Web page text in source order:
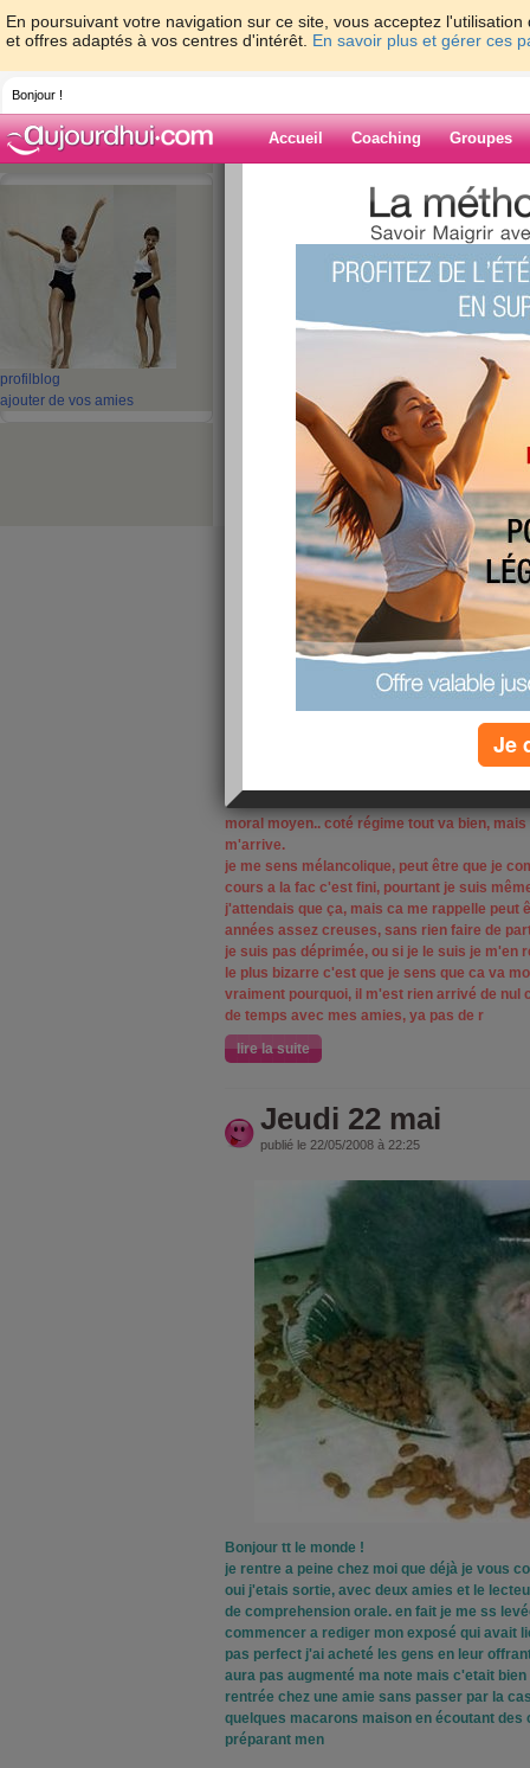
En poursuivant votre navigation sur ce site, vous acceptez
et offres adaptés à vos centres d'intérêt. En savoir plus et gérer ces
Bonjour !
Accueil Coaching Groupes
profil blog
ajouter de vos amies
>
Blog de Muffin
3 4
Vendredi 23 mai
publié le 23/05/2008 à 22:33
moral moyen.. coté régime tout va bien,
m'arrive.
je me sens mélancolique, peut être que je
cours a la fac c'est fini, pourtant je suis
j'attendais que ça, mais ca me rappelle peut
années assez creuses, sans rien faire de
je suis pas déprimée, ou si je le suis je m'en
le plus bizarre c'est que je sens que ca va
vraiment pourquoi, il m'est rien arrivé de nul
de temps avec mes amies, ya pas de r
lire la suite
Jeudi 22 mai
publié le 22/05/2008 à 22:25
Bonjour tt le monde !
je rentre a peine chez moi que déjà je vous
oui j'etais sortie, avec deux amies et le
de comprehension orale. en fait je me ss
commencer a rediger mon exposé qui avait
pas perfect j'ai acheté les gens en leur
aura pas augmenté ma note mais c'etait
rentrée chez une amie sans passer par la
quelques macarons maison en écoutant des
préparant men
Je